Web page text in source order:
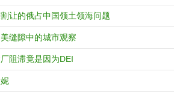
让的俄占中国领土领海问题
缝隙中的城市观察
阻滞竟是因为DEI